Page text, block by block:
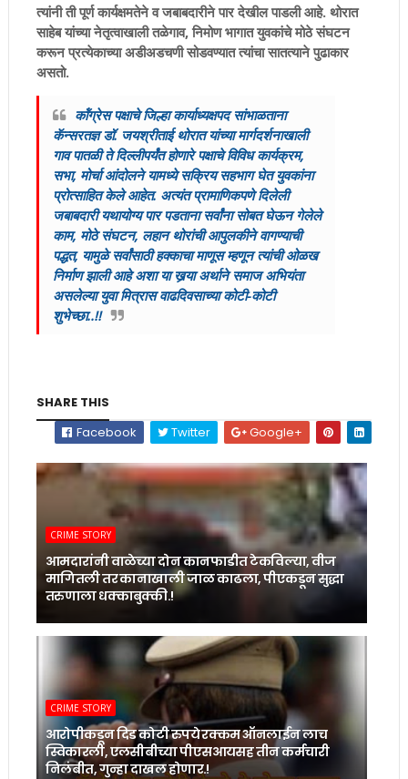
त्यांनी ती पूर्ण कार्यक्षमतेने व जबाबदारीने पार देखील पाडली आहे. थोरात
साहेब यांच्या नेतृत्वाखाली तळेगाव, निमोण भागात युवकांचे मोठे संघटन
करून प्रत्येकाच्या अडीअडचणी सोडवण्यात त्यांचा सातत्याने पुढाकार
असतो.
कॉंग्रेस पक्षाचे जिल्हा कार्याध्यक्षपद सांभाळताना
कॅन्सरतज्ञ डॉ. जयश्रीताई थोरात यांच्या मार्गदर्शनाखाली
गाव पातळी ते दिल्लीपर्यंत होणारे पक्षाचे विविध कार्यक्रम,
सभा, मोर्चा आंदोलने यामध्ये सक्रिय सहभाग घेत युवकांना
प्रोत्साहित केले आहेत. अत्यंत प्रामाणिकपणे दिलेली
जबाबदारी यथायोग्य पार पडताना सर्वांना सोबत घेऊन गेलेले
काम, मोठे संघटन, लहान थोरांची आपुलकीने वागण्याची
पद्धत, यामुळे सर्वांसाठी हक्काचा माणूस म्हणून त्यांची ओळख
निर्माण झाली आहे अशा या खर्‍या अर्थाने समाज अभियंता
असलेल्या युवा मित्रास वाढदिवसाच्या कोटी-कोटी
शुभेच्छा..!!
SHARE THIS
Facebook
Twitter Google+
CRIME STORY
आमदारांनी वाळेच्या दोन कानफाडीत टेकविल्या, वीज
मागितली तर कानाखाली जाळ काढला, पीएकडून सुद्धा
तरुणाला धक्काबुक्की.!
CRIME STORY
आरोपीकडून दिड कोटी रुपये रक्कम ऑनलाईन लाच
स्विकारली, एलसीबीच्या पीएसआयसह तीन कर्मचारी
निलंबीत, गुन्हा दाखल होणार.!